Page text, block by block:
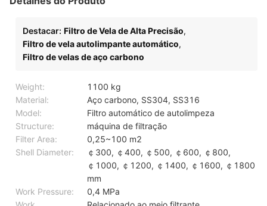
Destacar: Filtro de Vela de Alta Precisão,
Filtro de vela autolimpante automático,
Filtro de velas de aço carbono
Weight:
1100 kg
Material:
Aço carbono, SS304, SS316
Model:
Filtro automático de autolimpeza
Structure:
máquina de filtração
Filter Area:
0,25~100 m2
Shell Diameter:
￠300, ￠400, ￠500, ￠600, ￠800,
￠1000, ￠1200, ￠1400, ￠1600, ￠1800
mm
Work Pressure:
0,4 MPa